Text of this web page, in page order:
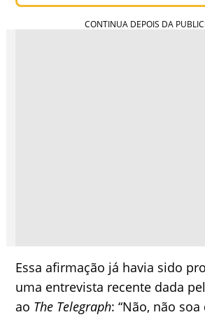
Essa afirmação já havia sido
uma entrevista recente dada
ao The Telegraph: “Não, não